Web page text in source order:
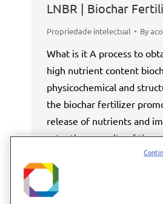
LNBR | Biochar
Propriedade intelectual Byaco
What is it A process to
high nutrient content
physicochemical and
the biochar fertilizer
release of nutrients and
retention capacity of the
obtained from
their sustainable use in